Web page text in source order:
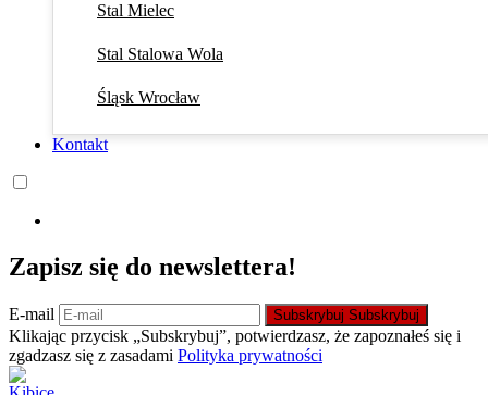
Stal Mielec
Stal Stalowa Wola
Śląsk Wrocław
Kontakt
Zapisz się do newslettera!
E-mail Subskrybuj Subskrybuj
Klikając przycisk „Subskrybuj”, potwierdzasz, że zapoznałeś się i
zgadzasz się z zasadami Polityka prywatności